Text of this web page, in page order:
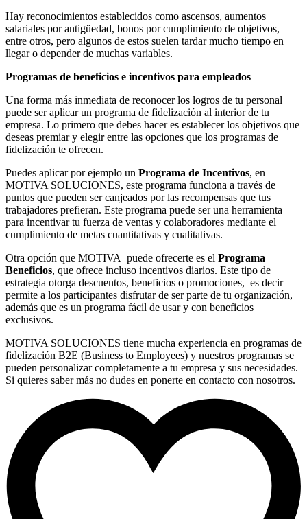
Hay reconocimientos establecidos como ascensos, aumentos
salariales por antigüedad, bonos por cumplimiento de objetivos,
entre otros, pero algunos de estos suelen tardar mucho tiempo en
llegar o depender de muchas variables.
Programas de beneficios e incentivos para empleados
Una forma más inmediata de reconocer los logros de tu personal
puede ser aplicar un programa de fidelización al interior de tu
empresa. Lo primero que debes hacer es establecer los objetivos que
deseas premiar y elegir entre las opciones que los programas de
fidelización te ofrecen.
Puedes aplicar por ejemplo un Programa de Incentivos, en
MOTIVA SOLUCIONES, este programa funciona a través de
puntos que pueden ser canjeados por las recompensas que tus
trabajadores prefieran. Este programa puede ser una herramienta
para incentivar tu fuerza de ventas y colaboradores mediante el
cumplimiento de metas cuantitativas y cualitativas.
Otra opción que MOTIVA puede ofrecerte es el Programa
Beneficios, que ofrece incluso incentivos diarios. Este tipo de
estrategia otorga descuentos, beneficios o promociones, es decir
permite a los participantes disfrutar de ser parte de tu organización,
además que es un programa fácil de usar y con beneficios
exclusivos.
MOTIVA SOLUCIONES tiene mucha experiencia en programas de
fidelización B2E (Business to Employees) y nuestros programas se
pueden personalizar completamente a tu empresa y sus necesidades.
Si quieres saber más no dudes en ponerte en contacto con nosotros.